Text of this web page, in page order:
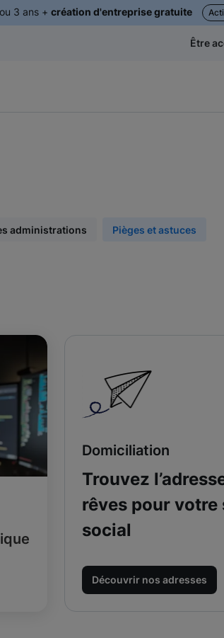
3 ans + création d'entreprise gratuite
Être
administrations Pièges et astuces
Domiciliation
Trouvez
rêves pour votre
social
Découvrir nos adresses